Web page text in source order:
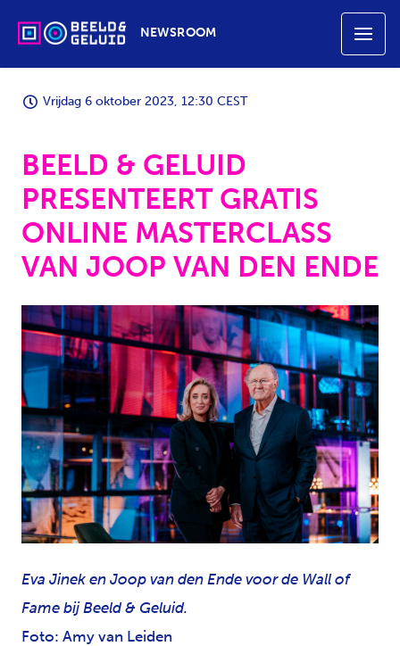
NEWSROOM
Vrijdag 6 oktober 2023, 12:30 CEST
BEELD & GELUID
PRESENTEERT GRATIS
ONLINE MASTERCLASS
VAN JOOP VAN DEN ENDE
JPG
Eva Jinek en Joop van den Ende voor de Wall of
Fame bij Beeld & Geluid.
Foto: Amy van Leiden